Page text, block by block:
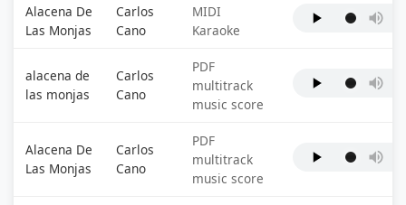
Alacena De
Las Monjas
Carlos
Cano
MIDI
Karaoke
alacena de
las monjas
Carlos
Cano
PDF
multitrack
music score
Alacena De
Las Monjas
Carlos
Cano
PDF
multitrack
music score